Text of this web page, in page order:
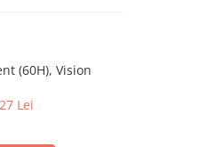
(60H), Vision
Lei